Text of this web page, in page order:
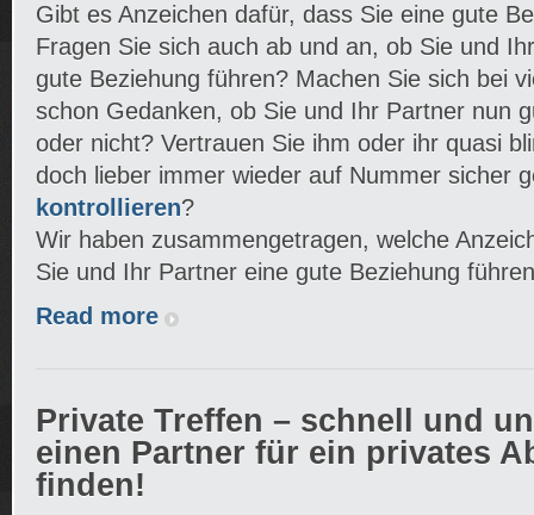
Gibt es Anzeichen dafür, dass Sie eine gute
Fragen Sie sich auch ab und an, ob Sie und
gute Beziehung führen? Machen Sie sich bei
schon Gedanken, ob Sie und Ihr Partner nun
oder nicht? Vertrauen Sie ihm oder ihr quasi
doch lieber immer wieder auf Nummer sicher
kontrollieren?
Wir haben zusammengetragen, welche
Sie und Ihr Partner eine gute Beziehung
Read more
Private Treffen – schnell und
einen Partner für ein privates
finden!